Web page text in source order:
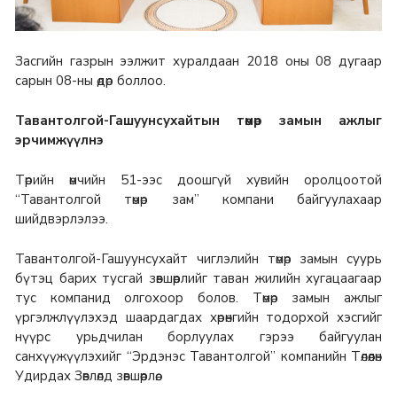
Засгийн газрын ээлжит хуралдаан 2018 оны 08 дугаар
сарын 08-ны өдөр боллоо.
Тавантолгой-Гашуунсухайтын төмөр замын ажлыг
эрчимжүүлнэ
Төрийн өмчийн 51-ээс доошгүй хувийн оролцоотой
“Тавантолгой төмөр зам” компани байгуулахаар
шийдвэрлэлээ.
Тавантолгой-Гашуунсухайт чиглэлийн төмөр замын суурь
бүтэц барих тусгай зөвшөөрлийг таван жилийн хугацаагаар
тус компанид олгохоор болов. Төмөр замын ажлыг
үргэлжлүүлэхэд шаардагдах хөрөнгийн тодорхой хэсгийг
нүүрс урьдчилан борлуулах гэрээ байгуулан
санхүүжүүлэхийг “Эрдэнэс Тавантолгой” компанийн Төлөөлөн
Удирдах Зөвлөлд зөвшөөрлөө.